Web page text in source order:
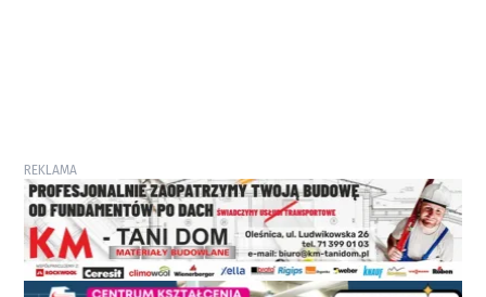
REKLAMA